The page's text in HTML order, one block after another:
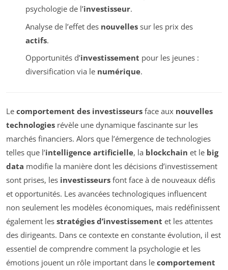
psychologie de l’investisseur.
Analyse de l’effet des nouvellessur les prix des
actifs.
Opportunités d’investissement pour les jeunes :
diversification via le numérique.
Le comportement des investisseurs face aux nouvelles
technologies révèle une dynamique fascinante sur les
marchés financiers. Alors que l’émergence de technologies
telles que l’intelligence artificielle, la blockchain et le big
data modifie la manière dont les décisions d’investissement
sont prises, les investisseurs font face à de nouveaux défis
et opportunités. Les avancées technologiques influencent
non seulement les modèles économiques, mais redéfinissent
également les stratégies d’investissement et les attentes
des dirigeants. Dans ce contexte en constante évolution, il est
essentiel de comprendre comment la psychologie et les
émotions jouent un rôle important dans le comportement